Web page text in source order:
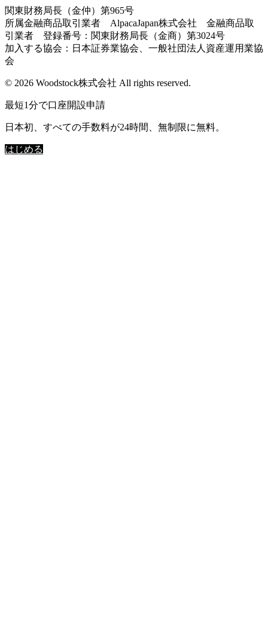
関東財務局長（金仲）第965号
所属金融商品取引業者 AlpacaJapan株式会社 金融商品取
引業者 登録番号：関東財務局長（金商）第3024号
加入する協会：日本証券業協会、一般社団法人資産運用業協
会
© 2026 Woodstock株式会社 All rights reserved.
最短1分で口座開設申請
日本初、すべての手数料が24時間、無制限に無料。
はじめる